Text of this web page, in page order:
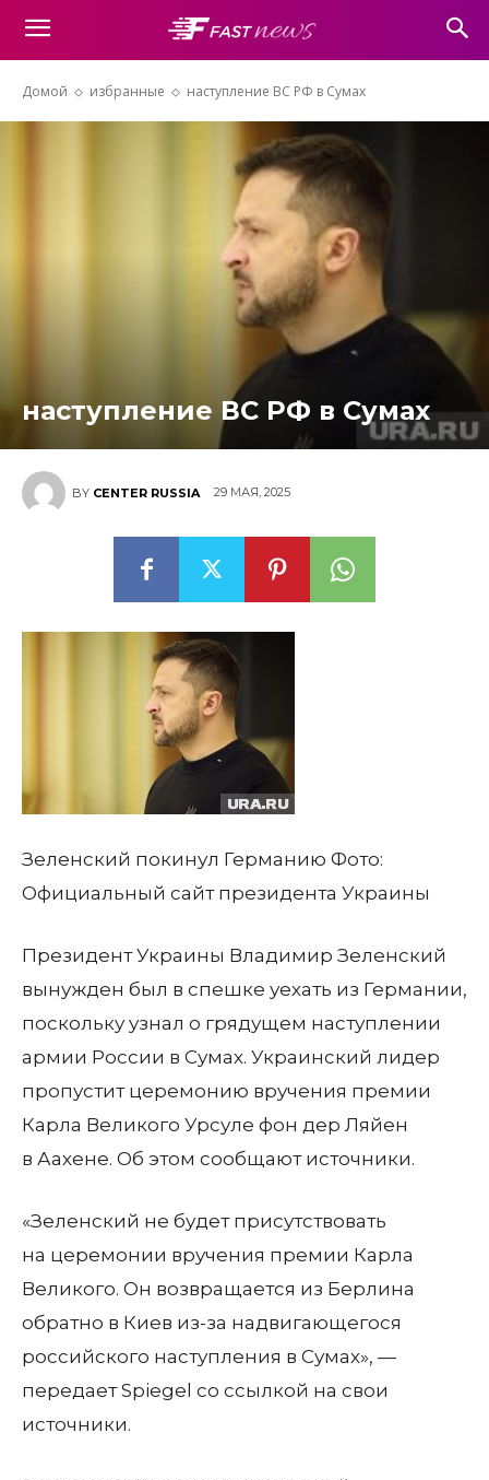
Домой избранные наступление ВС РФ в Сумах
наступление ВС РФ в Сумах
BY CENTER RUSSIA 29 МАЯ, 2025
Зеленский покинул Германию Фото:
Официальный сайт президента Украины
Президент Украины Владимир Зеленский
вынужден был в спешке уехать из Германии,
поскольку узнал о грядущем наступлении
армии России в Сумах. Украинский лидер
пропустит церемонию вручения премии
Карла Великого Урсуле фон дер Ляйен
в Аахене. Об этом сообщают источники.
«Зеленский не будет присутствовать
на церемонии вручения премии Карла
Великого. Он возвращается из Берлина
обратно в Киев из-за надвигающегося
российского наступления в Сумах», —
передает Spiegel со ссылкой на свои
источники.